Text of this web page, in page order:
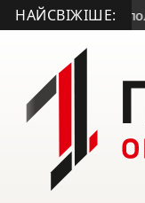
НАЙСВІЖІШЕ:
та зник: